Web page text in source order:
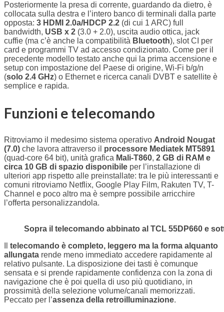
Posteriormente la presa di corrente, guardando da dietro, è
collocata sulla destra e l’intero banco di terminali dalla parte
opposta: 3 HDMI 2.0a/HDCP 2.2 (di cui 1 ARC) full
bandwidth, USB x 2 (3.0 + 2.0), uscita audio ottica, jack
cuffie (ma c’è anche la compatibilità Bluetooth), slot CI per
card e programmi TV ad accesso condizionato. Come per il
precedente modello testato anche qui la prima accensione e
setup con impostazione del Paese di origine, Wi-Fi b/g/n
(solo 2.4 GHz) o Ethernet e ricerca canali DVBT e satellite è
semplice e rapida.
Funzioni e telecomando
Ritroviamo il medesimo sistema operativo Android Nougat
(7.0) che lavora attraverso il processore Mediatek MT5891
(quad-core 64 bit), unità grafica Mali-T860, 2 GB di RAM e
circa 10 GB di spazio disponibile per l’installazione di
ulteriori app rispetto alle preinstallate: tra le più interessanti e
comuni ritroviamo Netflix, Google Play Film, Rakuten TV, T-
Channel e poco altro ma è sempre possibile arricchire
l’offerta personalizzandola.
Sopra il telecomando abbinato al TCL 55DP660 e
telecomando è completo, leggero ma la forma alquanto
allungata rende meno immediato accedere rapidamente al
relativo pulsante. La disposizione dei tasti è comunque
sensata e si prende rapidamente confidenza con la zona di
navigazione che è poi quella di uso più quotidiano, in
prossimità della selezione volume/canali memorizzati.
Peccato per l’assenza della retroilluminazione.